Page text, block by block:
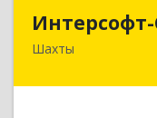
Шахты
346480,